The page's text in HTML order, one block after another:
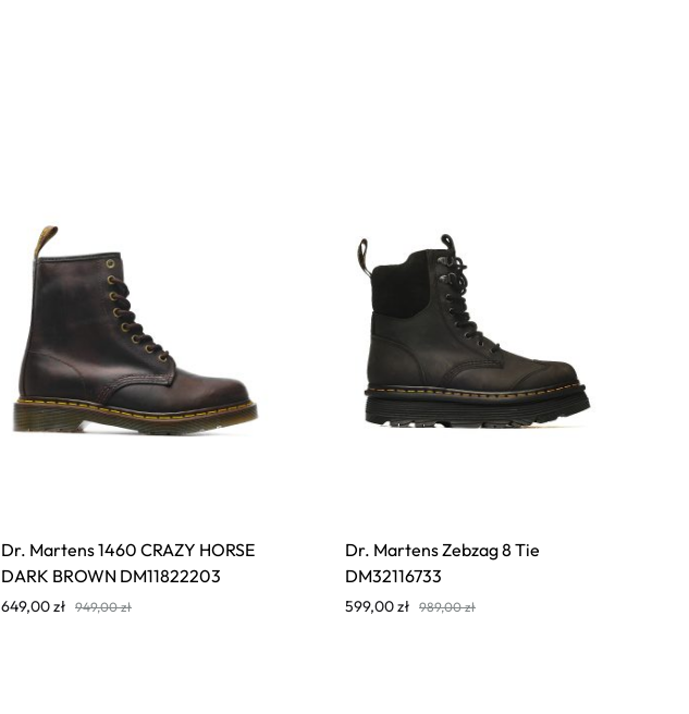
Dr. Martens 1460 CRAZY HORSE
DARK BROWN DM11822203
649,00zł 949,00zł
Dr. Martens Zebzag 8 Tie
DM32116733
599,00zł 989,00zł